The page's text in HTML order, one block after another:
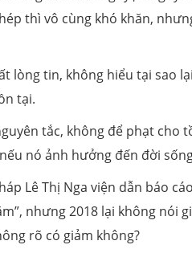
thì vô cùng khó khăn,
lòng tin, không hiểu tại sao
tại.
tắc, không để phạt cho
nó ảnh hưởng đến đời
Lê Thị Nga viện dẫn báo
nhưng 2018 lại không nói
rõ có giảm không?